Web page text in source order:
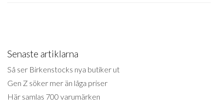
Senaste artiklarna
Så ser Birkenstocks nya butiker ut
Gen Z söker mer än låga priser
Här samlas 700 varumärken